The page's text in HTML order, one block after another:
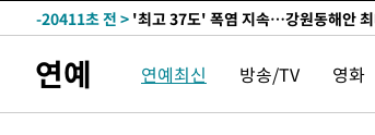
-13537초 전 > [속보]뉴욕증시 상승 마감…S&P
송"
-20411초 전 >
'최고 37도' 폭염 지속…강원동해안 최
-13537초 전 >[속보]뉴욕증시 상승 마감…S&P
연예 연예최신 방송/TV 영화